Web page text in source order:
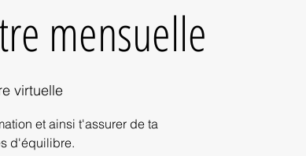
mensuelle
virtuelle
et ainsi t'assurer de ta
d'équilibre.